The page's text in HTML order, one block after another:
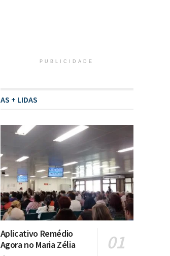
PUBLICIDADE
AS + LIDAS
Aplicativo Remédio
Agora no Maria Zélia